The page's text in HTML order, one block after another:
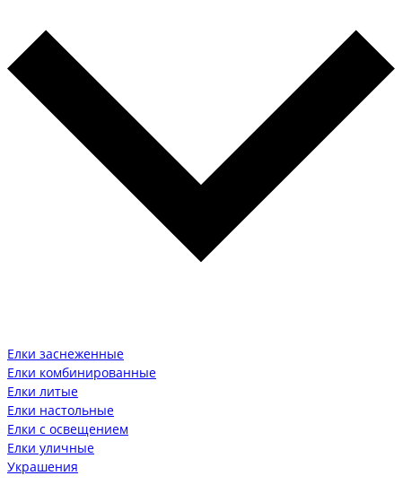
Елки заснеженные
Елки комбинированные
Елки литые
Елки настольные
Елки с освещением
Елки уличные
Украшения